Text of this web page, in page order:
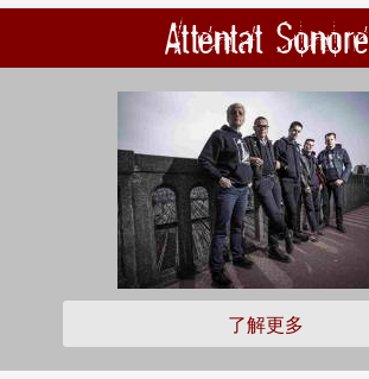
Attentat Sonore
了解更多